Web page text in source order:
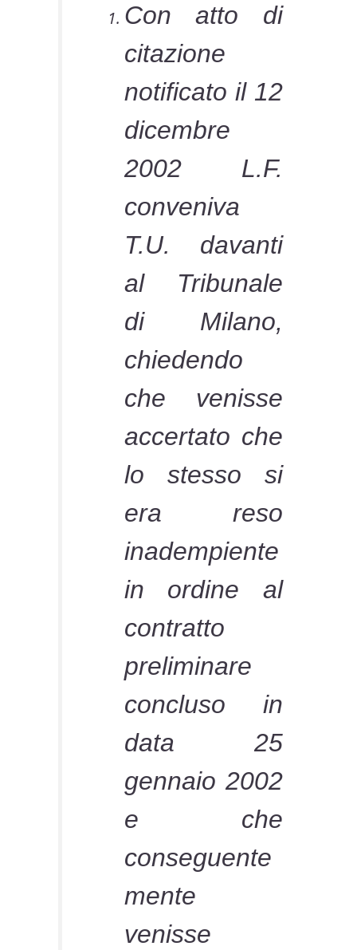
Con atto di
citazione
notificato il 12
dicembre
2002 L.F.
conveniva
T.U. davanti
al Tribunale
di Milano,
chiedendo
che venisse
accertato che
lo stesso si
era reso
inadempiente
in ordine al
contratto
preliminare
concluso in
data 25
gennaio 2002
e che
conseguente
mente
venisse